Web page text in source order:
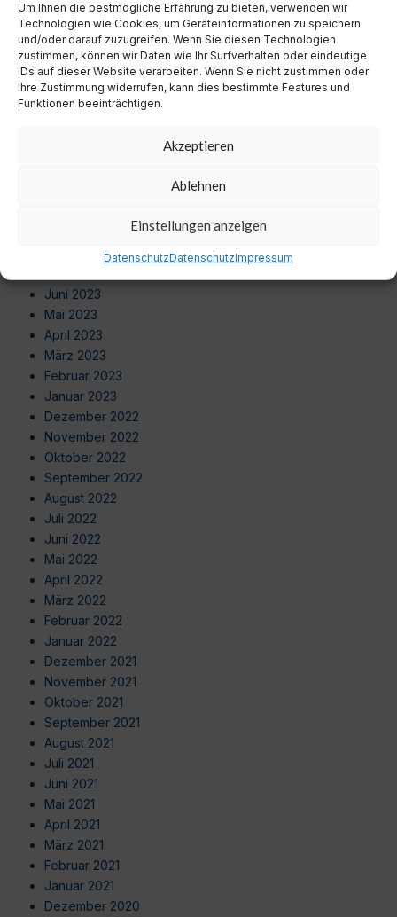
Um Ihnen die bestmögliche Erfahrung zu bieten, verwenden wir
Technologien wie Cookies, um Geräteinformationen zu speichern
und/oder darauf zuzugreifen. Wenn Sie diesen Technologien
zustimmen, können wir Daten wie Ihr Surfverhalten oder eindeutige
IDs auf dieser Website verarbeiten. Wenn Sie nicht zustimmen oder
Ihre Zustimmung widerrufen, kann dies bestimmte Features und
Funktionen beeinträchtigen.
Akzeptieren
Ablehnen
Einstellungen anzeigen
DatenschutzDatenschutzImpressum
August 2024
Juli 2024
Juni 2024
Mai 2024
April 2024
März 2024
September 2023
August 2023
Juni 2023
Mai 2023
April 2023
März 2023
Februar 2023
Januar 2023
Dezember 2022
November 2022
Oktober 2022
September 2022
August 2022
Juli 2022
Juni 2022
Mai 2022
April 2022
März 2022
Februar 2022
Januar 2022
Dezember 2021
November 2021
Oktober 2021
September 2021
August 2021
Juli 2021
Juni 2021
Mai 2021
April 2021
März 2021
Februar 2021
Januar 2021
Dezember 2020